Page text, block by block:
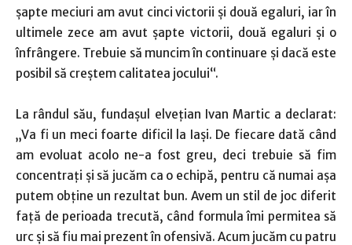
şapte meciuri am avut cinci victorii şi două egaluri, iar în
ultimele zece am avut şapte victorii, două egaluri şi o
înfrângere. Trebuie să muncim în continuare şi dacă este
posibil să creştem calitatea jocului“.
La rândul său, fundaşul elveţian Ivan Martic a declarat:
„Va fi un meci foarte dificil la Iaşi. De fiecare dată când
am evoluat acolo ne-a fost greu, deci trebuie să fim
concentraţi şi să jucăm ca o echipă, pentru că numai aşa
putem obţine un rezultat bun. Avem un stil de joc diferit
faţă de perioada trecută, când formula îmi permitea să
urc şi să fiu mai prezent în ofensivă. Acum jucăm cu patru